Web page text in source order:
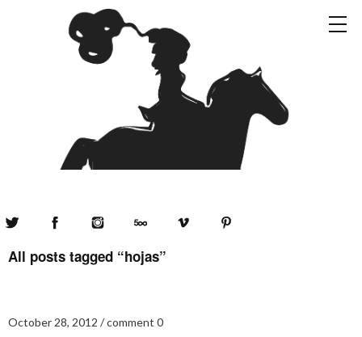
All posts tagged “hojas”
October 28, 2012 comment 0